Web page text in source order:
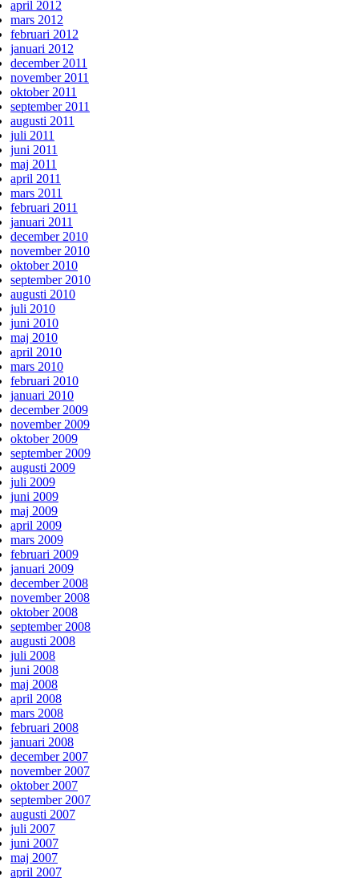
april 2012
mars 2012
februari 2012
januari 2012
december 2011
november 2011
oktober 2011
september 2011
augusti 2011
juli 2011
juni 2011
maj 2011
april 2011
mars 2011
februari 2011
januari 2011
december 2010
november 2010
oktober 2010
september 2010
augusti 2010
juli 2010
juni 2010
maj 2010
april 2010
mars 2010
februari 2010
januari 2010
december 2009
november 2009
oktober 2009
september 2009
augusti 2009
juli 2009
juni 2009
maj 2009
april 2009
mars 2009
februari 2009
januari 2009
december 2008
november 2008
oktober 2008
september 2008
augusti 2008
juli 2008
juni 2008
maj 2008
april 2008
mars 2008
februari 2008
januari 2008
december 2007
november 2007
oktober 2007
september 2007
augusti 2007
juli 2007
juni 2007
maj 2007
april 2007